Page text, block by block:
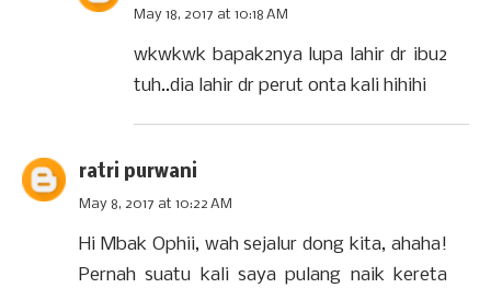
May 18, 2017 at 10:18 AM
wkwkwk bapak2nya lupa lahir dr ibu2
tuh..dia lahir dr perut onta kali hihihi
ratri purwani
May 8, 2017 at 10:22 AM
Hi Mbak Ophii, wah sejalur dong kita, ahaha!
Pernah suatu kali saya pulang naik kereta